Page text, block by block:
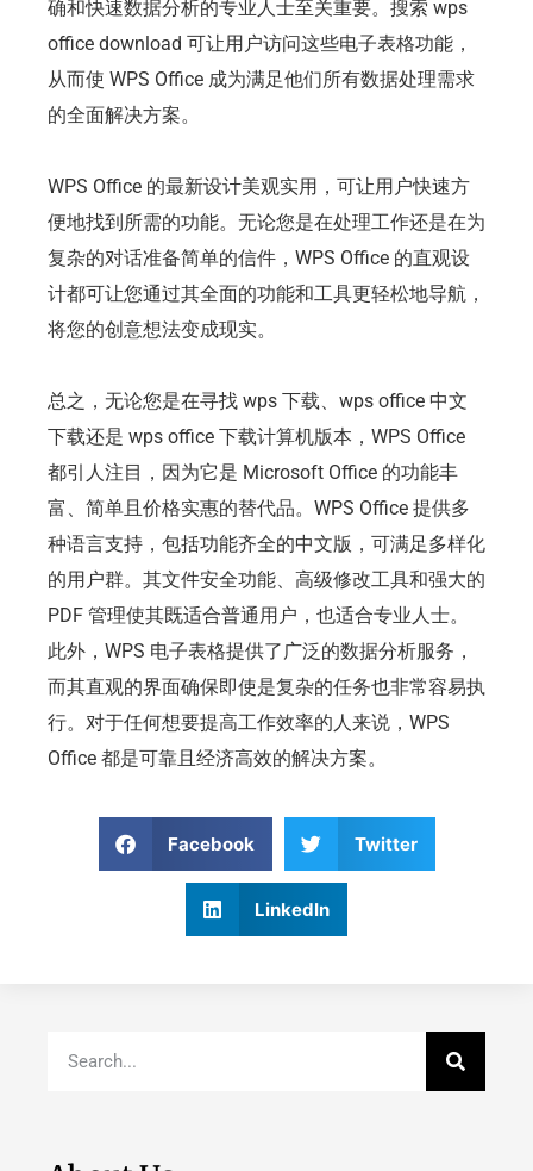
确和快速数据分析的专业人士至关重要。搜索 wps
office download 可让用户访问这些电子表格功能，
从而使 WPS Office 成为满足他们所有数据处理需求
的全面解决方案。
WPS Office 的最新设计美观实用，可让用户快速方
便地找到所需的功能。无论您是在处理工作还是在为
复杂的对话准备简单的信件，WPS Office 的直观设
计都可让您通过其全面的功能和工具更轻松地导航，
将您的创意想法变成现实。
总之，无论您是在寻找 wps 下载、wps office 中文
下载还是 wps office 下载计算机版本，WPS Office
都引人注目，因为它是 Microsoft Office 的功能丰
富、简单且价格实惠的替代品。WPS Office 提供多
种语言支持，包括功能齐全的中文版，可满足多样化
的用户群。其文件安全功能、高级修改工具和强大的
PDF 管理使其既适合普通用户，也适合专业人士。
此外，WPS 电子表格提供了广泛的数据分析服务，
而其直观的界面确保即使是复杂的任务也非常容易执
行。对于任何想要提高工作效率的人来说，WPS
Office 都是可靠且经济高效的解决方案。
Facebook Twitter
LinkedIn